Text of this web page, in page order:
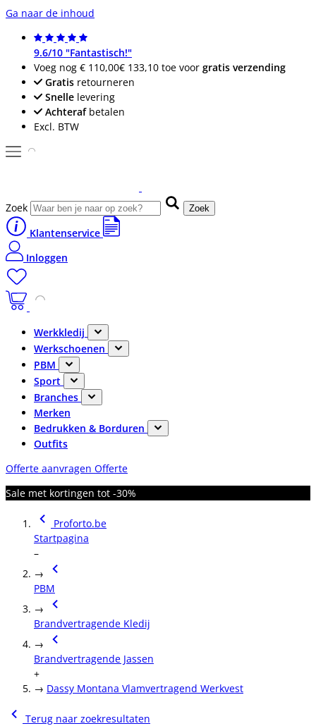
Ga naar de inhoud
9.6/10 "Fantastisch!"
Voeg nog € 110,00€ 133,10 toe voor gratis verzending
Gratis retourneren
Snelle levering
Achterafbetalen
Excl. BTW
Zoek Zoek
Klantenservice
Inloggen
Werkkledij
Werkschoenen
PBM
Sport
Branches
Merken
Bedrukken & Borduren
Outfits
Offerte aanvragen Offerte
Sale met kortingen tot -30%
Proforto.be
Startpagina
–
→
PBM
→
Brandvertragende Kledij
→
Brandvertragende Jassen
+
→ Dassy Montana Vlamvertragend Werkvest
Terug naar zoekresultaten